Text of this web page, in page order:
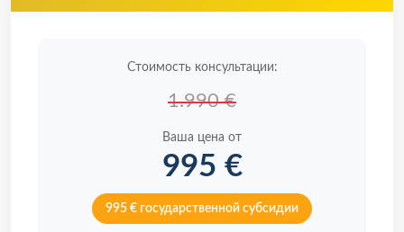
Стоимость консультации:
1.990 €
Ваша цена от
995 €
995 € государственной субсидии